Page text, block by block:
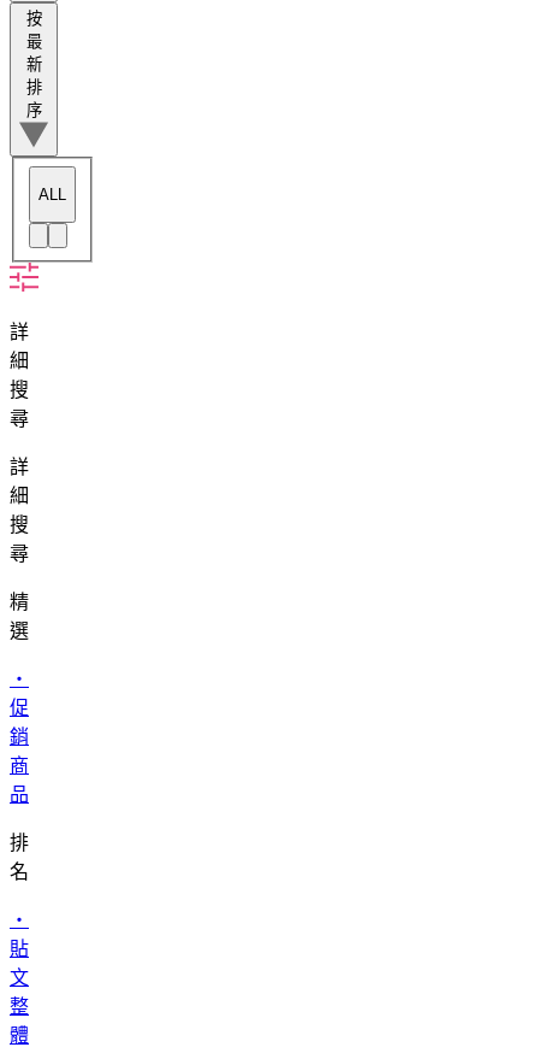
按
最
新
排
序
ALL
詳
細
搜
尋
詳
細
搜
尋
精
選
・
促
銷
商
品
排
名
・
貼
文
整
體